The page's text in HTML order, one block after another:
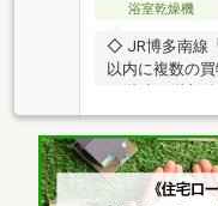
浴室乾燥機
◇ JR博多南線
以内に複数の
25.44㎡） →
「窓」有◇ 洗